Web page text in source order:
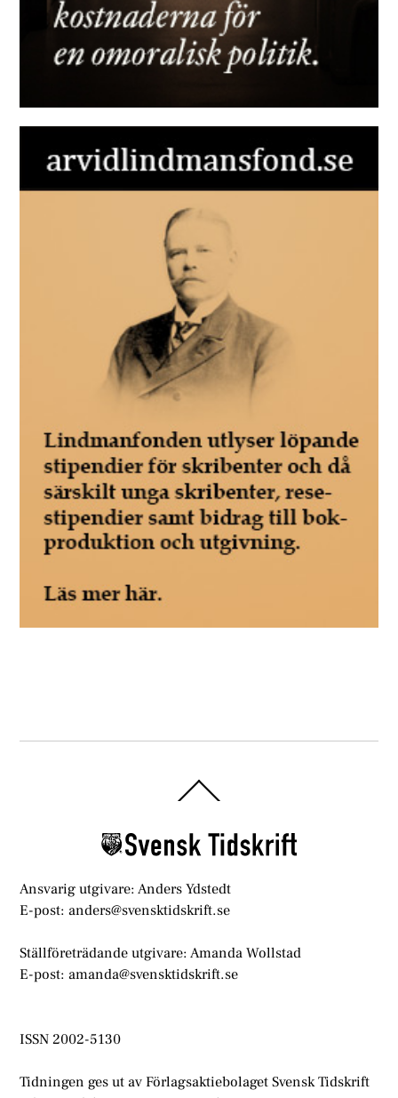
To
Ansvarig utgivare: Anders Ydstedt
E-post: anders@svensktidskrift.se
Ställföreträdande utgivare: Amanda Wollstad
E-post: amanda@svensktidskrift.se
ISSN 2002-5130
Tidningen ges ut av Förlagsaktiebolaget Svensk Tidskrift